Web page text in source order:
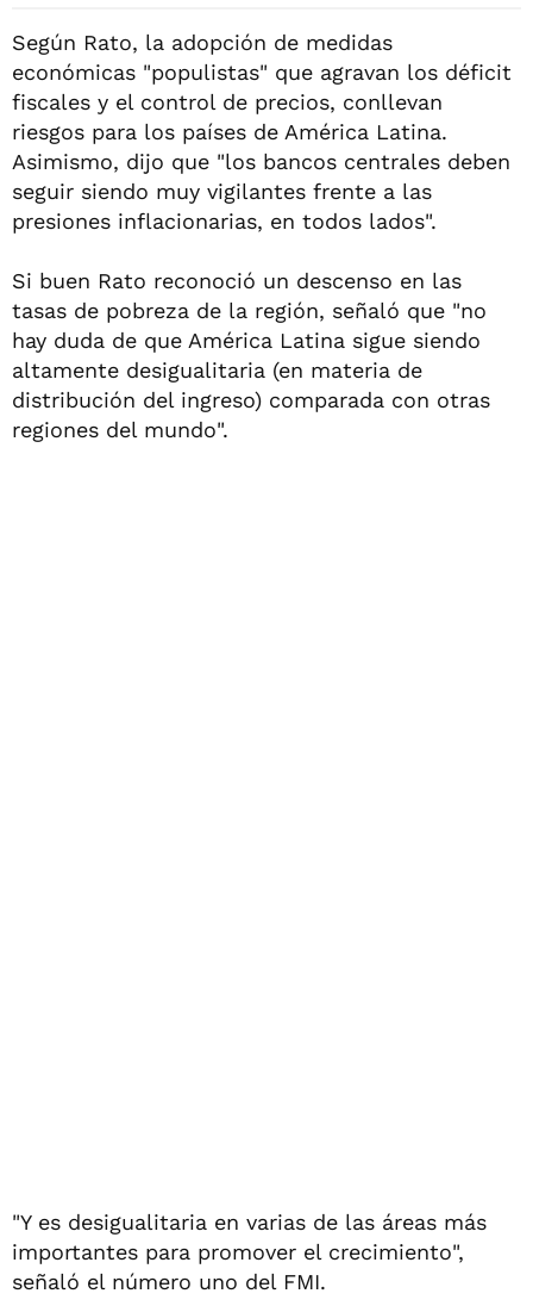
Según Rato, la adopción de medidas
económicas "populistas" que agravan los déficit
fiscales y el control de precios, conllevan
riesgos para los países de América Latina.
Asimismo, dijo que "los bancos centrales deben
seguir siendo muy vigilantes frente a las
presiones inflacionarias, en todos lados".
Si buen Rato reconoció un descenso en las
tasas de pobreza de la región, señaló que "no
hay duda de que América Latina sigue siendo
altamente desigualitaria (en materia de
distribución del ingreso) comparada con otras
regiones del mundo".
"Y es desigualitaria en varias de las áreas más
importantes para promover el crecimiento",
señaló el número uno del FMI.